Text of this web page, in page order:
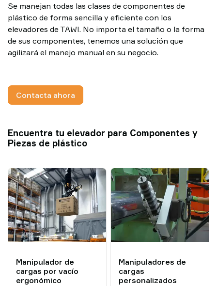
Se manejan todas las clases de componentes de
plástico de forma sencilla y eficiente con los
elevadores de TAWI. No importa el tamaño o la forma
de sus componentes, tenemos una solución que
agilizará el manejo manual en su negocio.
Contacta ahora
Encuentra tu elevador para Componentes y
Piezas de plástico
Manipulador de
cargas por vacío
ergonómico
Manipuladores de
cargas
personalizados
TAWI